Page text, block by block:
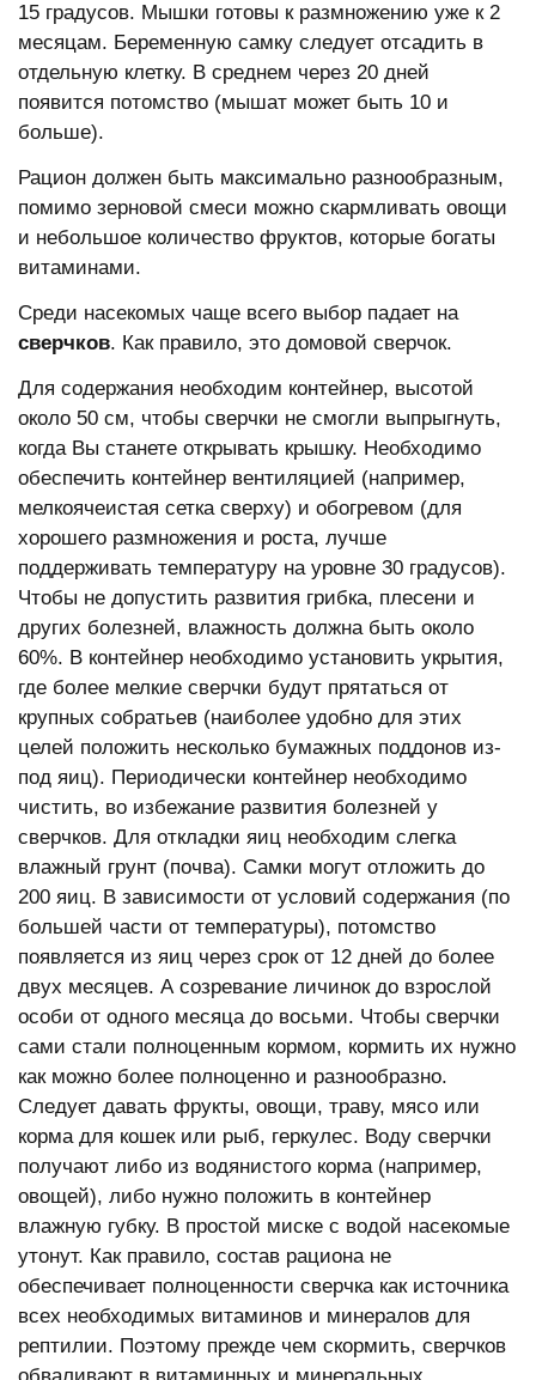
15 градусов. Мышки готовы к размножению уже к 2
месяцам. Беременную самку следует отсадить в
отдельную клетку. В среднем через 20 дней
появится потомство (мышат может быть 10 и
больше).
Рацион должен быть максимально разнообразным,
помимо зерновой смеси можно скармливать овощи
и небольшое количество фруктов, которые богаты
витаминами.
Среди насекомых чаще всего выбор падает на
сверчков. Как правило, это домовой сверчок.
Для содержания необходим контейнер, высотой
около 50 см, чтобы сверчки не смогли выпрыгнуть,
когда Вы станете открывать крышку. Необходимо
обеспечить контейнер вентиляцией (например,
мелкоячеистая сетка сверху) и обогревом (для
хорошего размножения и роста, лучше
поддерживать температуру на уровне 30 градусов).
Чтобы не допустить развития грибка, плесени и
других болезней, влажность должна быть около
60%. В контейнер необходимо установить укрытия,
где более мелкие сверчки будут прятаться от
крупных собратьев (наиболее удобно для этих
целей положить несколько бумажных поддонов из-
под яиц). Периодически контейнер необходимо
чистить, во избежание развития болезней у
сверчков. Для откладки яиц необходим слегка
влажный грунт (почва). Самки могут отложить до
200 яиц. В зависимости от условий содержания (по
большей части от температуры), потомство
появляется из яиц через срок от 12 дней до более
двух месяцев. А созревание личинок до взрослой
особи от одного месяца до восьми. Чтобы сверчки
сами стали полноценным кормом, кормить их нужно
как можно более полноценно и разнообразно.
Следует давать фрукты, овощи, траву, мясо или
корма для кошек или рыб, геркулес. Воду сверчки
получают либо из водянистого корма (например,
овощей), либо нужно положить в контейнер
влажную губку. В простой миске с водой насекомые
утонут. Как правило, состав рациона не
обеспечивает полноценности сверчка как источника
всех необходимых витаминов и минералов для
рептилии. Поэтому прежде чем скормить, сверчков